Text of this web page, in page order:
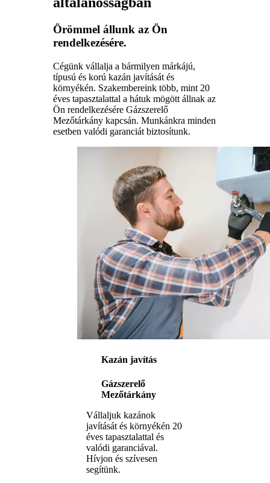
Örömmel állunk az Ön
rendelkezésére.
Cégünk vállalja a bármilyen márkájú,
típusú és korú kazán javítását és
környékén. Szakembereink több, mint 20
éves tapasztalattal a hátuk mögött állnak az
Ön rendelkezésére Gázszerelő
Mezőtárkány kapcsán. Munkánkra minden
esetben valódi garanciát biztosítunk.
Kazán javítás
Gázszerelő
Mezőtárkány
Vállaljuk kazánok
javítását és környékén 20
éves tapasztalattal és
valódi garanciával.
Hívjon és szívesen
segítünk.